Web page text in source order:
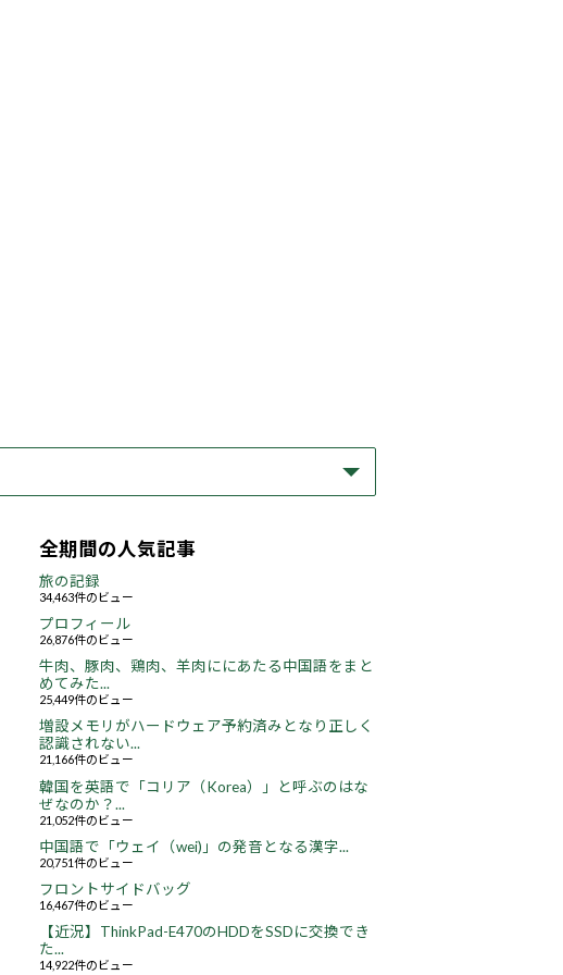
全期間の人気記事
旅の記録
34,463件のビュー
プロフィール
26,876件のビュー
牛肉、豚肉、鶏肉、羊肉ににあたる中国語をまと
めてみた...
25,449件のビュー
増設メモリがハードウェア予約済みとなり正しく
認識されない...
21,166件のビュー
韓国を英語で「コリア（Korea）」と呼ぶのはな
ぜなのか？...
21,052件のビュー
中国語で「ウェイ（wei)」の発音となる漢字...
20,751件のビュー
フロントサイドバッグ
16,467件のビュー
【近況】ThinkPad-E470のHDDをSSDに交換でき
た...
14,922件のビュー